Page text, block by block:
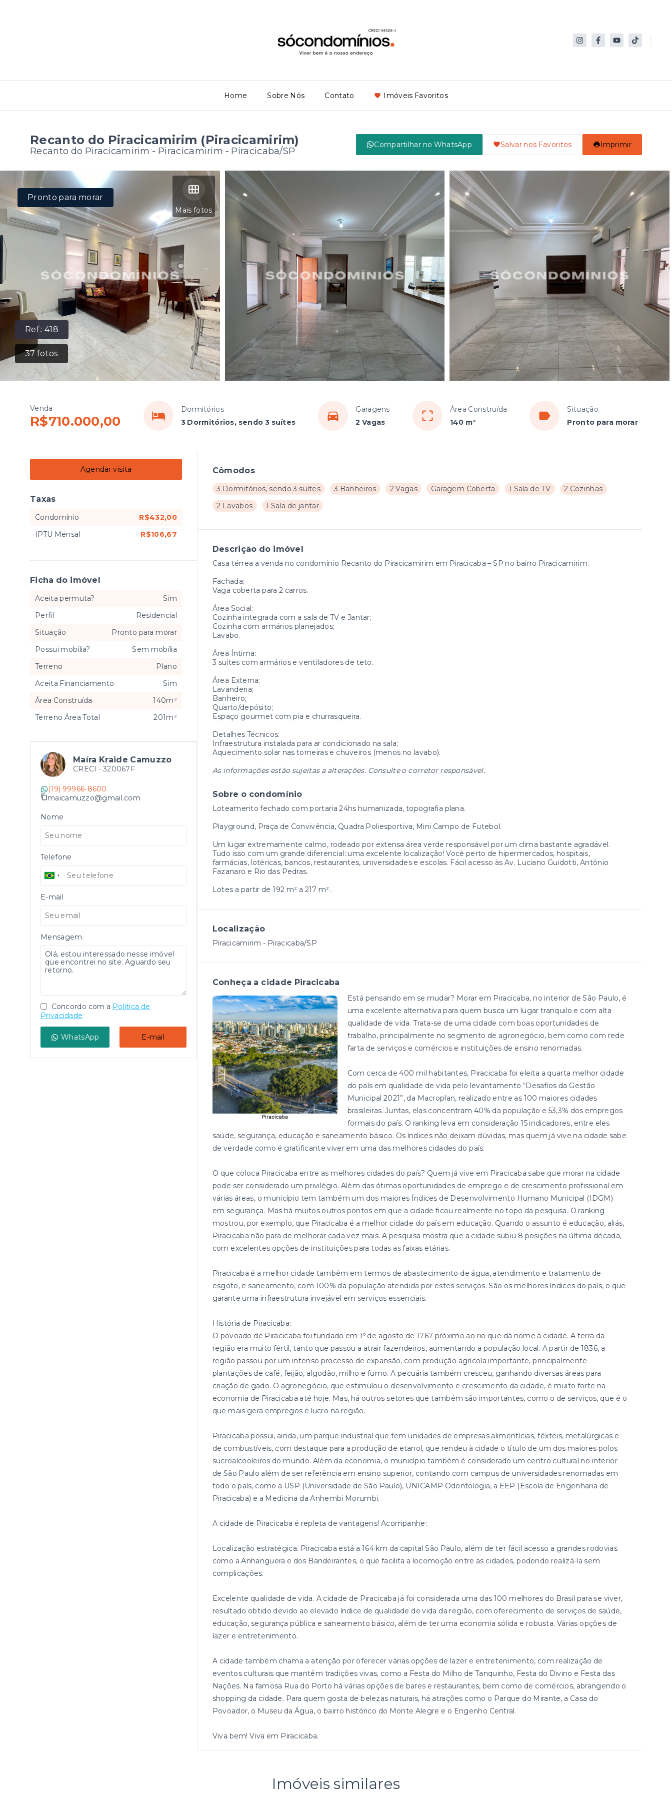
Home Sobre Nós Contato Imóveis Favoritos
Recanto do Piracicamirim (Piracicamirim)
Recanto do Piracicamirim - Piracicamirim - Piracicaba/SP
Compartilhar no WhatsApp Salvar nos Favoritos Imprimir
Ref.:418
37 fotos
Mais fotos
Pronto para morar
Venda
R$710.000,00
Dormitórios
3 Dormitórios, sendo 3 suítes
Garagens
2 Vagas
Área Construída
140 m²
Situação
Pronto para morar
Cômodos
3 Dormitórios, sendo 3 suítes 3 Banheiros 2 Vagas Garagem Coberta 1 Sala de TV
2 Cozinhas
2 Lavabos
1 Sala de jantar
Descrição do imóvel
Casa térrea a venda no condomínio Recanto do Piracicamirim em Piracicaba – SP no bairro Piracicamirim.
Fachada:
Vaga coberta para 2 carros.
Área Social:
Cozinha integrada com a sala de TV e Jantar;
Cozinha com armários planejados;
Lavabo.
Área Íntima:
3 suítes com armários e ventiladores de teto.
Área Externa:
Lavanderia;
Banheiro;
Quarto/depósito;
Espaço gourmet com pia e churrasqueira.
Detalhes Técnicos:
Infraestrutura instalada para ar condicionado na sala;
Aquecimento solar nas torneiras e chuveiros (menos no lavabo).
As informações estão sujeitas a alterações. Consulte o corretor responsável.
Sobre o condomínio
Loteamento fechado com portaria 24hs humanizada, topografia plana.
Playground, Praça de Convivência, Quadra Poliesportiva, Mini Campo de Futebol.
Um lugar extremamente calmo, rodeado por extensa área verde responsável por um clima bastante agradável.
Tudo isso com um grande diferencial: uma excelente localização! Você perto de hipermercados, hospitais,
farmácias, lotéricas, bancos, restaurantes, universidades e escolas. Fácil acesso às Av. Luciano Guidotti, Antônio
Fazanaro e Rio das Pedras.
Lotes a partir de 192 m² a 217 m².
Localização
Piracicamirim - Piracicaba/SP
Conheça a cidade Piracicaba
Está pensando em se mudar? Morar em Piracicaba, no interior de São Paulo, é
uma excelente alternativa para quem busca um lugar tranquilo e com alta
qualidade de vida. Trata-se de uma cidade com boas oportunidades de
trabalho, principalmente no segmento de agronegócio, bem como com rede
farta de serviços e comércios e instituições de ensino renomadas.
Com cerca de 400 mil habitantes, Piracicaba foi eleita a quarta melhor cidade
do país em qualidade de vida pelo levantamento “Desafios da Gestão
Municipal 2021”, da Macroplan, realizado entre as 100 maiores cidades
brasileiras. Juntas, elas concentram 40% da população e 53,3% dos empregos
formais do país. O ranking leva em consideração 15 indicadores, entre eles
saúde, segurança, educação e saneamento básico. Os índices não deixam dúvidas, mas quem já vive na cidade sabe
de verdade como é gratificante viver em uma das melhores cidades do país.
O que coloca Piracicaba entre as melhores cidades do país? Quem já vive em Piracicaba sabe que morar na cidade
pode ser considerado um privilégio. Além das ótimas oportunidades de emprego e de crescimento profissional em
várias áreas, o município tem também um dos maiores Índices de Desenvolvimento Humano Municipal (IDGM)
em segurança. Mas há muitos outros pontos em que a cidade ficou realmente no topo da pesquisa. O ranking
mostrou, por exemplo, que Piracicaba é a melhor cidade do país em educação. Quando o assunto é educação, aliás,
Piracicaba não para de melhorar cada vez mais. A pesquisa mostra que a cidade subiu 8 posições na última década,
com excelentes opções de instituições para todas as faixas etárias.
Piracicaba é a melhor cidade também em termos de abastecimento de água, atendimento e tratamento de
esgoto, e saneamento, com 100% da população atendida por estes serviços. São os melhores índices do país, o que
garante uma infraestrutura invejável em serviços essenciais.
História de Piracicaba:
O povoado de Piracicaba foi fundado em 1º de agosto de 1767 próximo ao rio que dá nome à cidade. A terra da
região era muito fértil, tanto que passou a atrair fazendeiros, aumentando a população local. A partir de 1836, a
região passou por um intenso processo de expansão, com produção agrícola importante, principalmente
plantações de café, feijão, algodão, milho e fumo. A pecuária também cresceu, ganhando diversas áreas para
criação de gado. O agronegócio, que estimulou o desenvolvimento e crescimento da cidade, é muito forte na
economia de Piracicaba até hoje. Mas, há outros setores que também são importantes, como o de serviços, que é o
que mais gera empregos e lucro na região.
Piracicaba possui, ainda, um parque industrial que tem unidades de empresas alimentícias, têxteis, metalúrgicas e
de combustíveis, com destaque para a produção de etanol, que rendeu à cidade o título de um dos maiores polos
sucroalcooleiros do mundo. Além da economia, o município também é considerado um centro cultural no interior
de São Paulo além de ser referência em ensino superior, contando com campus de universidades renomadas em
todo o país, como a USP (Universidade de São Paulo), UNICAMP Odontologia, a EEP (Escola de Engenharia de
Piracicaba) e a Medicina da Anhembi Morumbi.
A cidade de Piracicaba é repleta de vantagens! Acompanhe:
Localização estratégica. Piracicaba está a 164 km da capital São Paulo, além de ter fácil acesso a grandes rodovias
como a Anhanguera e dos Bandeirantes, o que facilita a locomoção entre as cidades, podendo realizá-la sem
complicações.
Excelente qualidade de vida. A cidade de Piracicaba já foi considerada uma das 100 melhores do Brasil para se viver,
resultado obtido devido ao elevado índice de qualidade de vida da região, com oferecimento de serviços de saúde,
educação, segurança pública e saneamento básico, além de ter uma economia sólida e robusta. Várias opções de
lazer e entretenimento.
A cidade também chama a atenção por oferecer várias opções de lazer e entretenimento, com realização de
eventos culturais que mantêm tradições vivas, como a Festa do Milho de Tanquinho, Festa do Divino e Festa das
Nações. Na famosa Rua do Porto há várias opções de bares e restaurantes, bem como de comércios, abrangendo o
shopping da cidade. Para quem gosta de belezas naturais, há atrações como o Parque do Mirante, a Casa do
Povoador, o Museu da Água, o bairro histórico do Monte Alegre e o Engenho Central.
Viva bem! Viva em Piracicaba.
Agendar visita
Taxas
Condomínio
R$432,00
IPTU Mensal
R$106,67
Ficha do imóvel
Aceita permuta?
Sim
Perfil
Residencial
Situação
Pronto para morar
Possui mobília?
Sem mobília
Terreno
Plano
Aceita Financiamento
Sim
Área Construída
140m²
Terreno Área Total
201m²
Maíra Kraide Camuzzo
CRECI - 320067F
(19) 99966-8600
maicamuzzo@gmail.com
Nome
Telefone
E-mail
Mensagem
Concordo com a Política de
Privacidade
WhatsApp E-mail
Imóveis similares